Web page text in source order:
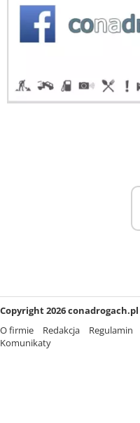
Copyright 2026 conadrogach.pl
O firmie
Redakcja Regulamin
Komunikaty